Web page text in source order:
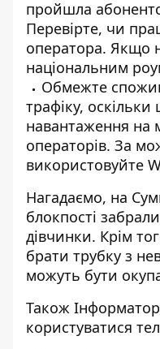
пройшла
Перевірте, чи
оператора. Якщо
національним
Обмежте
трафіку,
навантаження на
операторів. За
використовуйте
Нагадаємо, на
блокпості
дівчинки. Крім
брати трубку з
можуть бути
Також Інформатор
користуватися